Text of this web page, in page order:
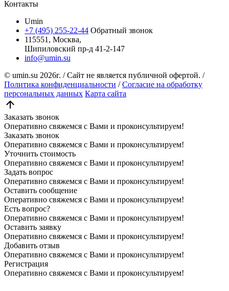
Контакты
Umin
+7 (495) 255-22-44 Обратный звонок
115551, Москва,
Шипиловский пр-д 41-2-147
info@umin.su
© umin.su 2026г. /Сайт не является публичной офертой. /
Политика конфиденциальности / Согласие на обработку
персональных данных Карта сайта
Заказать звонок
Оперативно свяжемся с Вами и проконсультируем!
Заказать звонок
Оперативно свяжемся с Вами и проконсультируем!
Уточнить стоимость
Оперативно свяжемся с Вами и проконсультируем!
Задать вопрос
Оперативно свяжемся с Вами и проконсультируем!
Оставить сообщение
Оперативно свяжемся с Вами и проконсультируем!
Есть вопрос?
Оперативно свяжемся с Вами и проконсультируем!
Оставить заявку
Оперативно свяжемся с Вами и проконсультируем!
Добавить отзыв
Оперативно свяжемся с Вами и проконсультируем!
Регистрация
Оперативно свяжемся с Вами и проконсультируем!